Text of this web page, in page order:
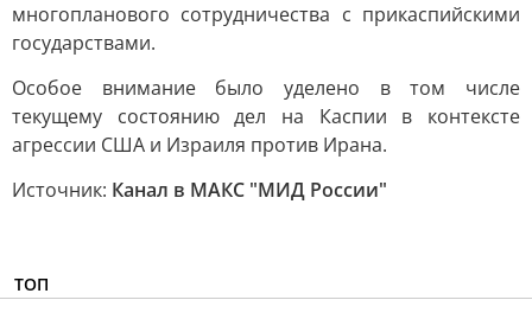
многопланового сотрудничества с прикаспийскими
государствами.
Особое внимание было уделено в том числе
текущему состоянию дел на Каспии в контексте
агрессии США и Израиля против Ирана.
Источник: Канал в МАКС "МИД России"
ТОП